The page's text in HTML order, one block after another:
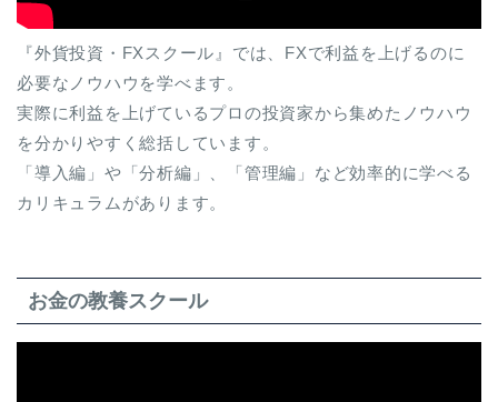
『外貨投資・FXスクール』では、FXで利益を上げるのに
必要なノウハウを学べます。
実際に利益を上げているプロの投資家から集めたノウハウ
を分かりやすく総括しています。
「導入編」や「分析編」、「管理編」など効率的に学べる
カリキュラムがあります。
お金の教養スクール